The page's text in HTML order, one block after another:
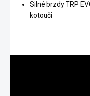
Silné brzdy TRP
kotouči